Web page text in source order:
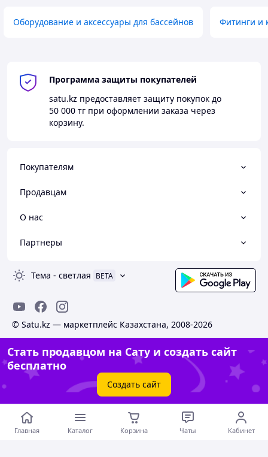
Оборудование и аксессуары для бассейнов Фитинги и
Программа защиты покупателей
satu.kz предоставляет защиту покупок до
50 000 тг при оформлении заказа через
корзину.
Покупателям
Продавцам
О нас
Партнеры
Тема - светлая BETA
© Satu.kz — маркетплейс Казахстана, 2008-2026
Стать продавцом на Сату и создать сайт
бесплатно
Создать сайт
Главная Каталог Корзина Чаты Кабинет